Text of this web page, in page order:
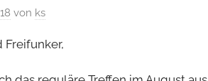
von ks
Freifunker,